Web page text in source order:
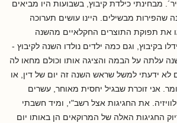
מבחינתי כילדת קיבוץ, בשבועות היו מביאים
שהפירות מבשילים. היינו עושים תערוכה
את תפוקת התוצרים החקלאיים מהשנה
בקיבוץ, וגם כמה ילדים נולדו השנה לקיבוץ -
עלתה על הבמה והציגה אותו וכולם מחאו לה
לא ידעתי למשל שראש השנה זה יום של דין, או
אני זוכרת שבגיל יחסית מאוחר, עשרים
את החגיגות אצל רשב"י, ומיד חשבתי
החגיגות האלה של המרוקאים הן באותו יום